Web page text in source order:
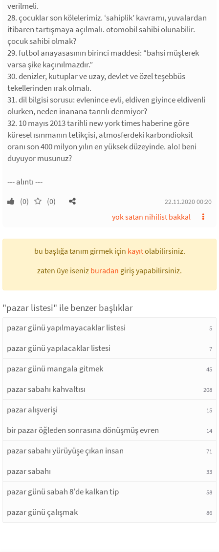
verilmeli.
28. çocuklar son kölelerimiz. ‘sahiplik’ kavramı, yuvalardan
itibaren tartışmaya açılmalı. otomobil sahibi olunabilir.
çocuk sahibi olmak?
29. futbol anayasasının birinci maddesi: “bahsi müşterek
varsa şike kaçınılmazdır.”
30. denizler, kutuplar ve uzay, devlet ve özel teşebbüs
tekellerinden ırak olmalı.
31. dil bilgisi sorusu: evlenince evli, eldiven giyince eldivenli
olurken, neden inanana tanrılı denmiyor?
32. 10 mayıs 2013 tarihli new york times haberine göre
küresel ısınmanın tetikçisi, atmosferdeki karbondioksit
oranı son 400 milyon yılın en yüksek düzeyinde. alo! beni
duyuyor musunuz?
--- alıntı ---
(0) (0) 22.11.2020 00:20
yok satan nihilist bakkal
bu başlığa tanım girmek için kayıtolabilirsiniz.
zaten üye iseniz buradan giriş yapabilirsiniz.
"pazar listesi" ile benzer başlıklar
pazar günü yapılmayacaklar listesi 5
pazar günü yapılacaklar listesi 7
pazar günü mangala gitmek 45
pazar sabahı kahvaltısı 208
pazar alışverişi 15
bir pazar öğleden sonrasına dönüşmüş evren 14
pazar sabahı yürüyüşe çıkan insan 71
pazar sabahı 33
pazar günü sabah 8'de kalkan tip 58
pazar günü çalışmak 86